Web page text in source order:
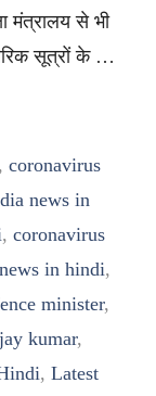
मंत्रालय से भी
सूत्रों के …
coronavirus
news in
, coronavirus
in hindi,
minister,
kumar,
, Latest